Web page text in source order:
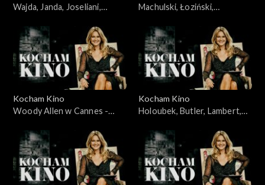
Wajda, Janda, Joseliani,
Machulski, Łoziński,
Kocham Kino
Woody Allen w Cannes -
Kocham Kino
Holoubek, Butler, Lambert,